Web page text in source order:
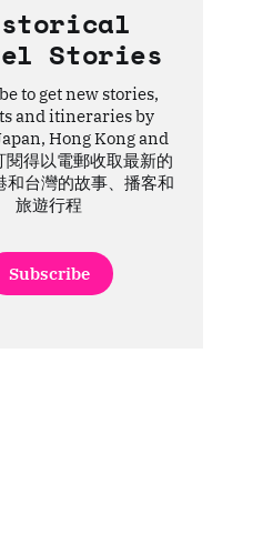
Stories
to get new stories,
and itineraries by
Hong Kong and
得以電郵收取最新的
和台灣的故事、播客和
旅遊行程
Subscribe